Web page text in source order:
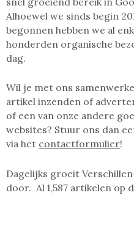
Alhoewel we sinds begin
begonnen hebben we al
honderden organische
dag.
Wil je met ons
artikel inzenden of
of een van onze andere
websites? Stuur ons dan
via het contactformulier!
Dagelijks groeit
door. Al1,587 artikelen op